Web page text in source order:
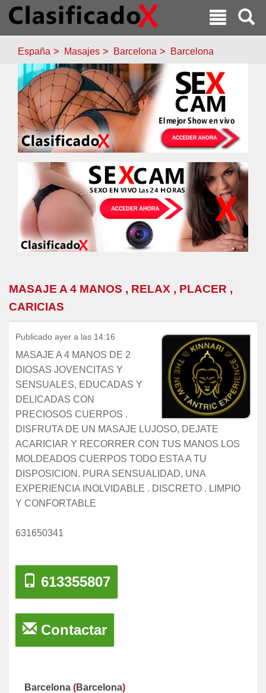
España Masajes Barcelona Barcelona
MASAJE A 4 MANOS , RELAX , PLACER ,
CARICIAS
Publicado ayer a las 14:16
MASAJE A 4 MANOS DE 2
DIOSAS JOVENCITAS Y
SENSUALES, EDUCADAS Y
DELICADAS CON
PRECIOSOS CUERPOS .
DISFRUTA DE UN MASAJE LUJOSO, DEJATE
ACARICIAR Y RECORRER CON TUS MANOS LOS
MOLDEADOS CUERPOS TODO ESTA A TU
DISPOSICION. PURA SENSUALIDAD, UNA
EXPERIENCIA INOLVIDABLE . DISCRETO . LIMPIO
Y CONFORTABLE
631650341
613355807
Contactar
Barcelona (Barcelona)